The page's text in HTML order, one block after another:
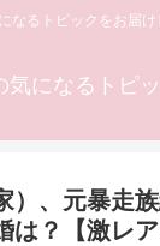
なるトピックをお届け
気になるトピ
）、元暴走
は？【激レア